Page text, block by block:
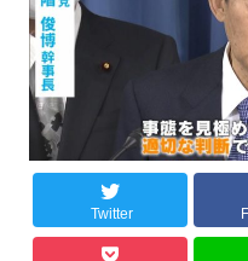
Twitter